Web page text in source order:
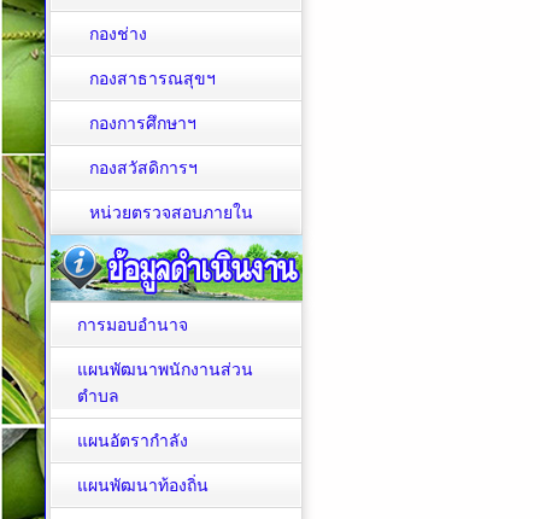
กองช่าง
กองสาธารณสุขฯ
กองการศึกษาฯ
กองสวัสดิการฯ
หน่วยตรวจสอบภายใน
การมอบอำนาจ
แผนพัฒนาพนักงานส่วน
ตำบล
แผนอัตรากำลัง
แผนพัฒนาท้องถิ่น